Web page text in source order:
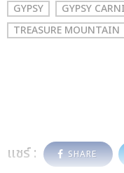
GYPSY GYPSY
TREASURE MOUNTAIN
แชร์ : SHARE